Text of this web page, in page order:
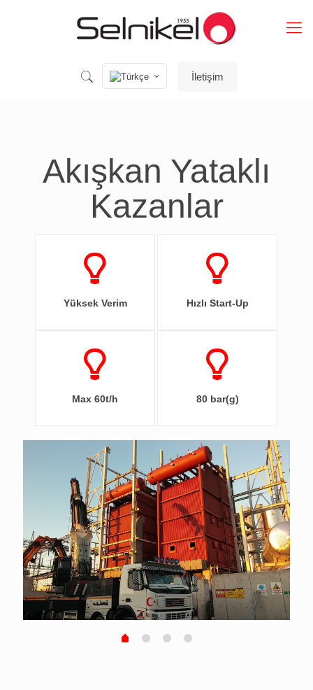
İletişim
Akışkan Yataklı
Kazanlar
Yüksek Verim Hızlı Start-Up
Max 60t/h 80 bar(g)